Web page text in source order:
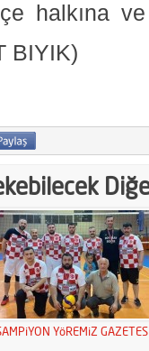
halkına
BIYIK)
YöREMiZ